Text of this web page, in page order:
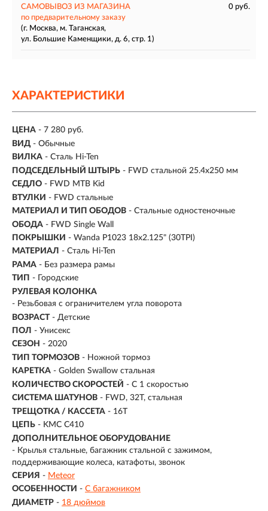
САМОВЫВОЗ ИЗ МАГАЗИНА
0 руб.
по предварительному заказу
(г. Москва, м. Таганская,
ул. Большие Каменщики, д. 6, стр. 1)
ХАРАКТЕРИСТИКИ
ЦЕНА - 7 280 руб.
ВИД - Обычные
ВИЛКА - Сталь Hi-Ten
ПОДСЕДЕЛЬНЫЙ ШТЫРЬ - FWD стальной 25.4x250 мм
СЕДЛО - FWD MTB Kid
ВТУЛКИ - FWD стальные
МАТЕРИАЛ И ТИП ОБОДОВ - Стальные одностеночные
ОБОДА - FWD Single Wall
ПОКРЫШКИ - Wanda P1023 18x2.125" (30TPI)
МАТЕРИАЛ - Сталь Hi-Ten
РАМА - Без размера рамы
ТИП -
Городские
РУЛЕВАЯ КОЛОНКА
- Резьбовая с ограничителем угла поворота
ВОЗРАСТ - Детские
ПОЛ - Унисекс
СЕЗОН - 2020
ТИП ТОРМОЗОВ - Ножной тормоз
КАРЕТКА - Golden Swallow стальная
КОЛИЧЕСТВО СКОРОСТЕЙ - С 1 скоростью
СИСТЕМА ШАТУНОВ - FWD, 32T, cтальная
ТРЕЩОТКА / КАССЕТА - 16T
ЦЕПЬ - KMC C410
ДОПОЛНИТЕЛЬНОЕ ОБОРУДОВАНИЕ
- Крылья стальные, багажник стальной с зажимом,
поддерживающие колеса, катафоты, звонок
СЕРИЯ - Meteor
ОСОБЕННОСТИ - С багажником
ДИАМЕТР - 18 дюймов